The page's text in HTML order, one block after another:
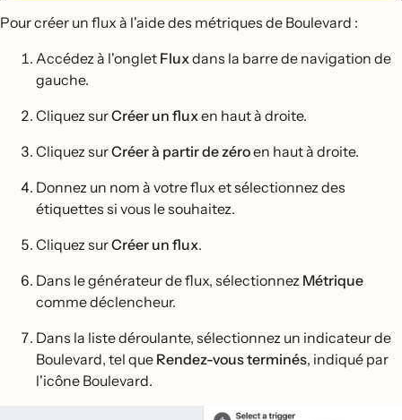
Pour créer un flux à l'aide des métriques de Boulevard :
Accédez à l'onglet Fluxdans la barre de navigation de
gauche.
Cliquez surCréer un fluxen haut à droite.
Cliquez surCréer à partir de zéroen haut à droite.
Donnez un nom à votre flux et sélectionnez des
étiquettes si vous le souhaitez.
Cliquez surCréer un flux.
Dans le générateur de flux, sélectionnez Métrique
comme déclencheur.
Dans la liste déroulante, sélectionnez un indicateur de
Boulevard, tel que Rendez-vous terminés, indiqué par
l'icône Boulevard.